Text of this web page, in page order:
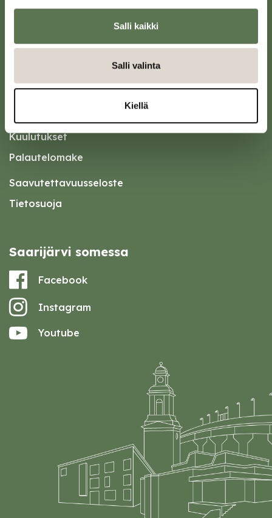
Salli kaikki
Salli valinta
Kiellä
Kuulutukset
Palautelomake
Saavutettavuusseloste
Tietosuoja
Saarijärvi somessa
Facebook
Instagram
Youtube